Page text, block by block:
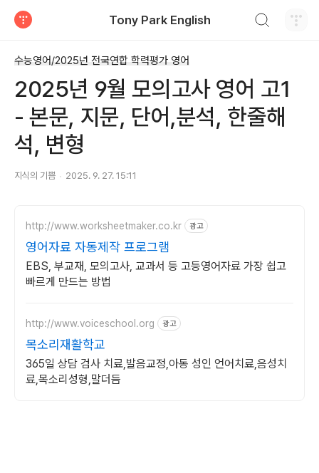
Tony Park English
수능영어/2025년 전국연합 학력평가 영어
2025년 9월 모의고사 영어 고1
- 본문, 지문, 단어,분석, 한줄해
석, 변형
지식의 기쁨 2025. 9. 27. 15:11
http://www.worksheetmaker.co.kr 광고
영어자료 자동제작 프로그램
EBS, 부교재, 모의고사, 교과서 등 고등영어자료 가장 쉽고
빠르게 만드는 방법
http://www.voiceschool.org 광고
목소리재활학교
365일 상담 검사 치료,발음교정,아동 성인 언어치료,음성치
료,목소리성형,말더듬